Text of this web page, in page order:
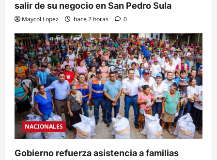
salir de su negocio en San Pedro Sula
Maycol Lopez hace 2 horas 0
NACIONALES
Gobierno refuerza asistencia a familias